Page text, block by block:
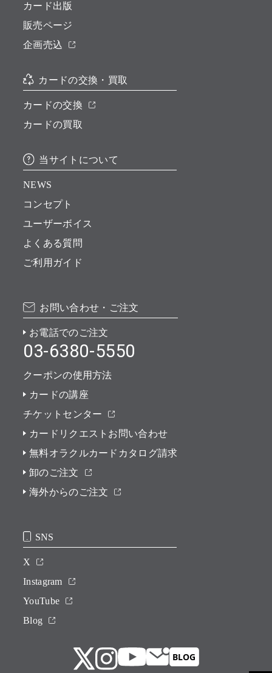
カード出版
販売ページ
企画売込
カードの交換・買取
カードの交換
カードの買取
当サイトについて
NEWS
コンセプト
ユーザーボイス
よくある質問
ご利用ガイド
お問い合わせ・ご注文
お電話でのご注文
03-6380-5550
クーポンの使用方法
カードの講座
チケットセンター
カードリクエストお問い合わせ
無料オラクルカードカタログ請求
卸のご注文
海外からのご注文
SNS
X
Instagram
YouTube
Blog